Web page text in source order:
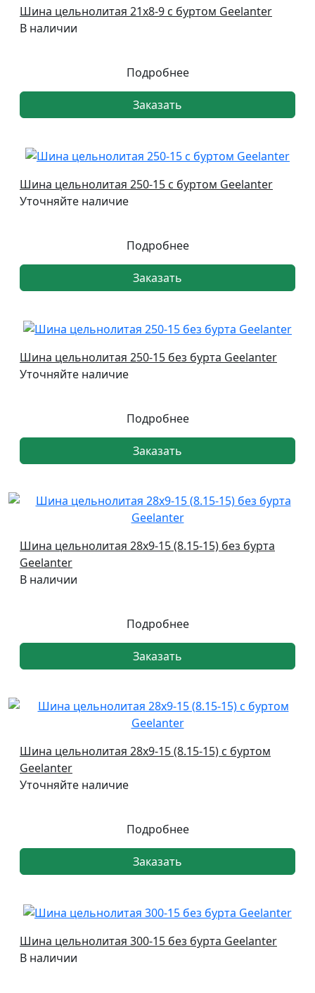
Шина цельнолитая 21х8-9 с буртом Geelanter
В наличии
Подробнее
Заказать
Шина цельнолитая 250-15 с буртом Geelanter
Уточняйте наличие
Подробнее
Заказать
Шина цельнолитая 250-15 без бурта Geelanter
Уточняйте наличие
Подробнее
Заказать
Шина цельнолитая 28х9-15 (8.15-15) без бурта
Geelanter
В наличии
Подробнее
Заказать
Шина цельнолитая 28х9-15 (8.15-15) с буртом
Geelanter
Уточняйте наличие
Подробнее
Заказать
Шина цельнолитая 300-15 без бурта Geelanter
В наличии